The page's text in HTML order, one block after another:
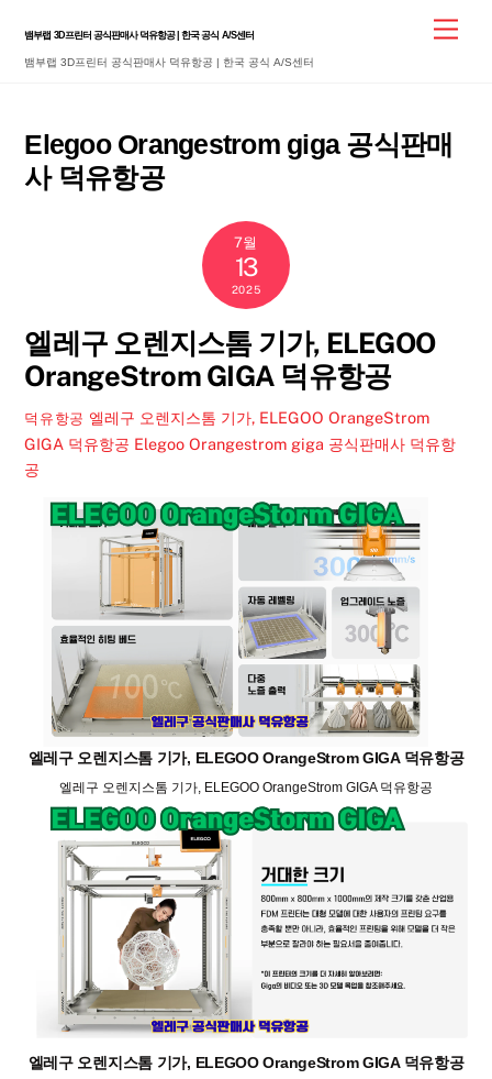
content
뱀부랩 3D프린터 공식판매사 덕유항공 | 한국 공식 A/S센터
뱀부랩 3D프린터 공식판매사 덕유항공 | 한국 공식 A/S센터
Elegoo Orangestrom giga 공식판매
사 덕유항공
7월
13
2025
엘레구 오렌지스톰 기가, ELEGOO
OrangeStrom GIGA 덕유항공
덕유항공 엘레구 오렌지스톰 기가, ELEGOO OrangeStrom
GIGA 덕유항공 Elegoo Orangestrom giga 공식판매사 덕유항
공
엘레구 오렌지스톰 기가, ELEGOO OrangeStrom GIGA 덕유항공
엘레구 오렌지스톰 기가, ELEGOO OrangeStrom GIGA 덕유항공
엘레구 오렌지스톰 기가, ELEGOO OrangeStrom GIGA 덕유항공